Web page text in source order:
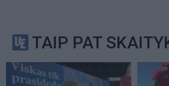
TAIP PAT